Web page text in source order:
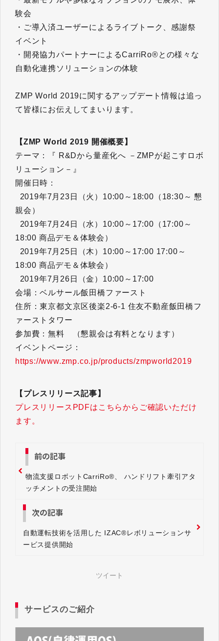
験会
・ご導入済ユーザーによるライブトーク、感謝祭
イベント
・開発協力パートナーによるCarriRo®との様々な
自動化連携ソリューションの体験
ZMP World 2019に関するアップデート情報は追っ
て皆様にお伝えしてまいります。
【ZMP World 2019 開催概要】
テーマ：『 R&Dから量産化へ －ZMPが起こすロボ
リューション－』
開催日時：
2019年7月23日（火）10:00～18:00（18:30～ 懇
親会）
2019年7月24日（水）10:00～17:00（17:00～
18:00 商品デモ＆体験会）
2019年7月25日（木）10:00～17:00 17:00～
18:00 商品デモ＆体験会）
2019年7月26日（金）10:00～17:00
会場：ベルサール飯田橋ファースト
住所：東京都文京区後楽2-6-1 住友不動産飯田橋フ
ァーストタワー
参加費：無料 （懇親会は有料となります）
イベントページ：
https://www.zmp.co.jp/products/zmpworld2019
【プレスリリース記事】
プレスリリースPDFはこちらからご確認いただけ
ます。
前の記事
物流支援ロボットCarriRo®、 ハンドリフト牽引アタ
ッチメントの受注開始
次の記事
自動運転技術を活用した IZAC®レボリューションサ
ービス提供開始
ツイート
サービスのご紹介